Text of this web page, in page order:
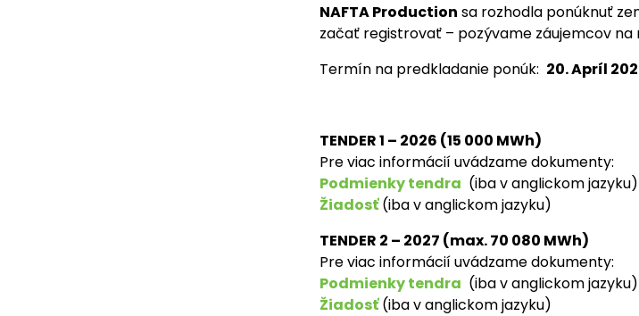
NAFTA Production sa rozhodla ponúknuť
začať registrovať – pozývame záujemcov na
Termín na predkladanie ponúk: 20. Apríl
TENDER 1 – 2026 (15 000 MWh)
Pre viac informácií uvádzame dokumenty:
Podmienky tendra (iba v anglickom jazyku)
Žiadosť(iba v anglickom jazyku)
TENDER 2 – 2027 (max. 70 080 MWh)
Pre viac informácií uvádzame dokumenty:
Podmienky tendra (iba v anglickom jazyku)
Žiadosť(iba v anglickom jazyku)